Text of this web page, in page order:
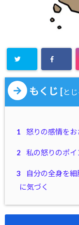
もくじ [と
1 怒りの感情をお
2 私の怒りのポイ
3
自分の全身を
に気づく